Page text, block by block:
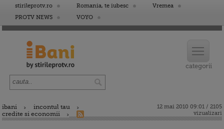
stirileprotv.ro Romania, te iubesc
Vremea
PROTV NEWS
VOYO
ibani
incontul tau
credite si economii
12 mai 2010 09:01 / 2105
vizualizari